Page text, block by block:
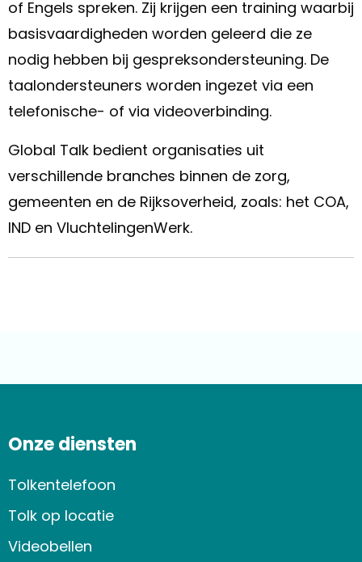
of Engels spreken. Zij krijgen een training waarbij
basisvaardigheden worden geleerd die ze
nodig hebben bij gespreksondersteuning. De
taalondersteuners worden ingezet via een
telefonische- of via videoverbinding.
Global Talk bedient organisaties uit
verschillende branches binnen de zorg,
gemeenten en de Rijksoverheid, zoals: het COA,
IND en VluchtelingenWerk.
Onze diensten
Tolkentelefoon
Tolk op locatie
Videobellen